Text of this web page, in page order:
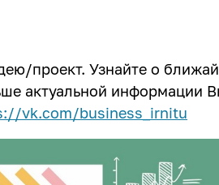
проект. Узнайте о
актуальной информации
vk.com/business_irnitu